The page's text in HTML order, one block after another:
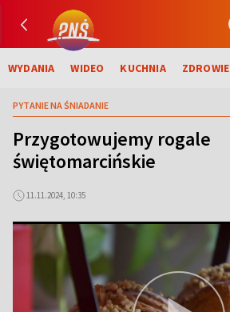
WYDANIA WIDEO KUCHNIA ZDROWIE
PYTANIE NA ŚNIADANIE
Przygotowujemy rogale
świętomarcińskie
11.11.2024, 10:35